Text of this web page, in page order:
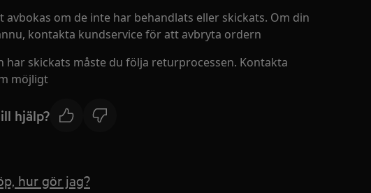
avbokas om de inte har behandlats eller skickats. Om din
kontakta kundservice för att avbryta ordern
har skickats måste du följa returprocessen. Kontakta
möjligt
hjälp?
hur gör jag?